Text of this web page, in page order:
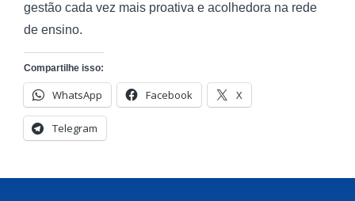
gestão cada vez mais proativa e acolhedora na rede
de ensino.
Compartilhe isso:
WhatsApp Facebook X
Telegram